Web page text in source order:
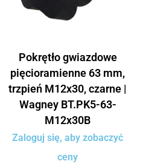
Pokrętło gwiazdowe
pięcioramienne 63 mm,
trzpień M12x30, czarne |
Wagney BT.PK5-63-
M12x30B
Zaloguj się, aby zobaczyć
ceny